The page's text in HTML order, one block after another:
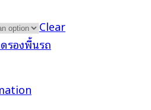
Clear
รองพื้นรถ